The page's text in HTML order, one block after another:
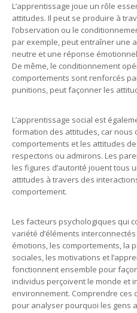
L’apprentissage joue un rôle
attitudes. Il peut se produire à
l’observation ou le
par exemple, peut entraîner une
neutre et une réponse
De même, le conditionnement
comportements sont renforcés
punitions, peut façonner les
L’apprentissage social est
formation des attitudes, car nous
comportements et les attitudes
respectons ou admirons. Les
les figures d’autorité jouent tous
attitudes à travers des
comportement.
Les facteurs psychologiques qui
variété d’éléments
émotions, les comportements, la
sociales, les motivations et
fonctionnent ensemble pour
individus perçoivent le monde et
environnement. Comprendre ces
pour analyser pourquoi les gens